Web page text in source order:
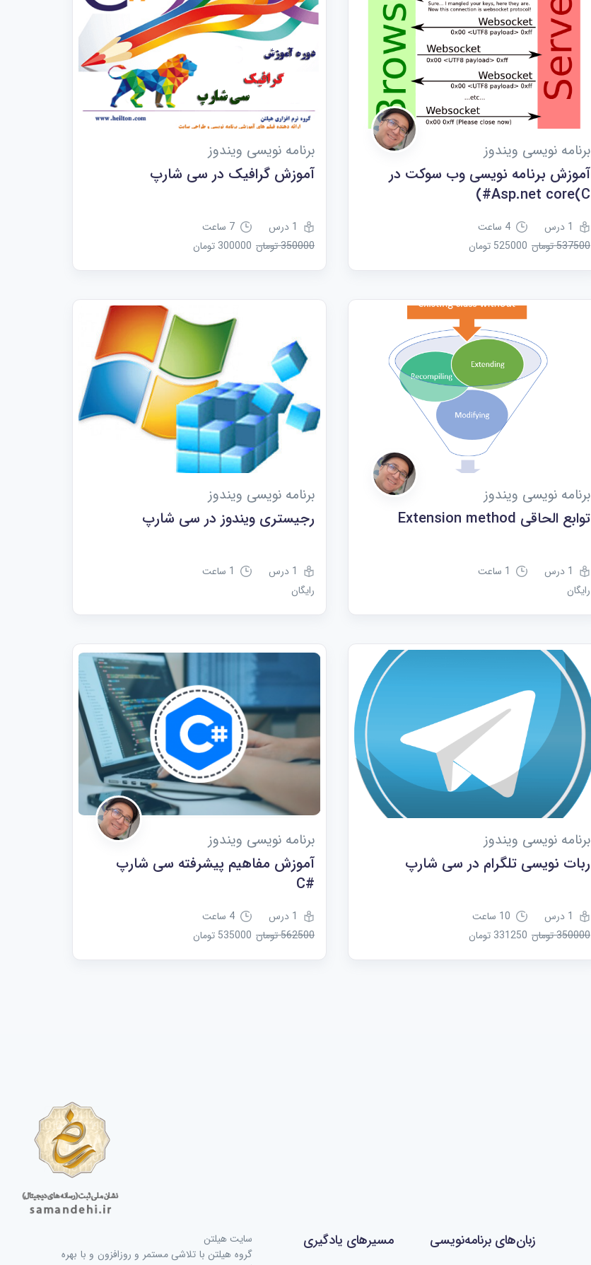
برنامه نویسی ویندوز
آموزش برنامه نویسی وب سوکت در
Asp.net core(C#)
1 درس
4 ساعت
537500 تومان
525000 تومان
برنامه نویسی ویندوز
آموزش گرافیک در سی شارپ
1 درس
7 ساعت
350000 تومان
300000 تومان
برنامه نویسی ویندوز
توابع الحاقی Extension method
1 درس
1 ساعت
رایگان
برنامه نویسی ویندوز
رجیستری ویندوز در سی شارپ
1 درس
1 ساعت
رایگان
برنامه نویسی ویندوز
ربات نویسی تلگرام در سی شارپ
1 درس
10 ساعت
350000 تومان
331250 تومان
برنامه نویسی ویندوز
آموزش مفاهیم پیشرفته سی شارپ
#C
1 درس
4 ساعت
562500 تومان
535000 تومان
زبان‌های برنامه‌نویسی مسیرهای یادگیری
سایت هیلتن
گروه هیلتن با تلاشی مستمر و روزافزون و با بهره